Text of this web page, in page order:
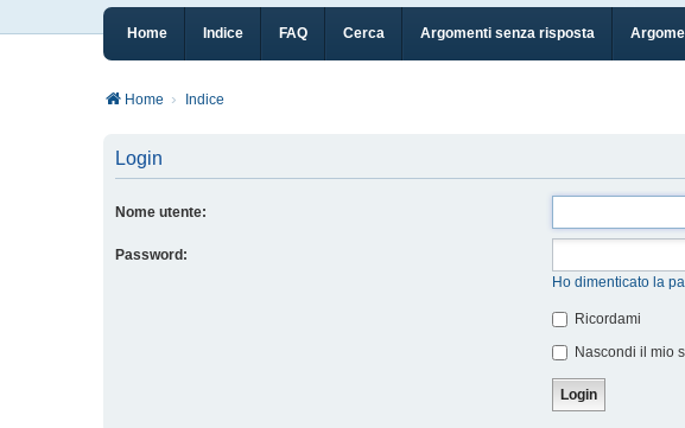
Home Indice FAQ Cerca Argomenti senza risposta
Home Indice
Login
Nome utente:
Password:
Ho dimenticato la
Ricordami
Nascondi il mio